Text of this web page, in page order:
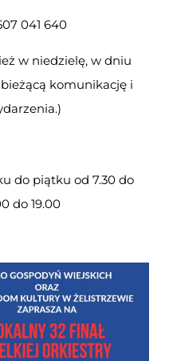
041 640
w niedzielę, w dniu
komunikację i
do piątku od 7.30 do
do 19.00